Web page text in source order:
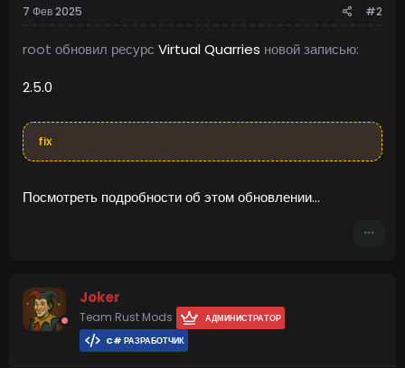
7 Фев 2025 #2
root обновил ресурс Virtual Quarries новой записью:
2.5.0
fix
Посмотреть подробности об этом обновлении...
Joker
Team Rust Mods
АДМИНИСТРАТОР
C# РАЗРАБОТЧИК